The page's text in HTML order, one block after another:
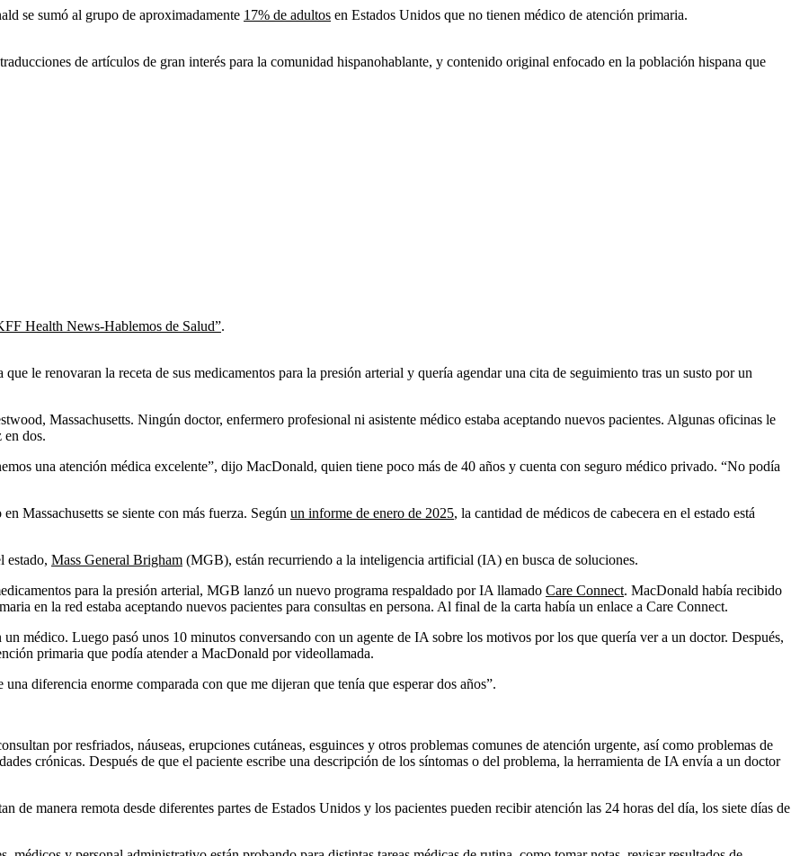
se sumó al grupo de aproximadamente 17% de adultos en Estados Unidos que no tienen médico de atención primaria.
de artículos de gran interés para la comunidad hispanohablante, y contenido original enfocado en la población hispana que
Health News-Hablemos de Salud”.
le renovaran la receta de sus medicamentos para la presión arterial y quería agendar una cita de seguimiento tras un susto por un
Massachusetts. Ningún doctor, enfermero profesional ni asistente médico estaba aceptando nuevos pacientes. Algunas oficinas le
en dos.
una atención médica excelente”, dijo MacDonald, quien tiene poco más de 40 años y cuenta con seguro médico privado. “No podía
en Massachusetts se siente con más fuerza. Según un informe de enero de 2025, la cantidad de médicos de cabecera en el estado está
estado, Mass General Brigham (MGB), están recurriendo a la inteligencia artificial (IA) en busca de soluciones.
para la presión arterial, MGB lanzó un nuevo programa respaldado por IA llamado Care Connect. MacDonald había recibido
en la red estaba aceptando nuevos pacientes para consultas en persona. Al final de la carta había un enlace a Care Connect.
médico. Luego pasó unos 10 minutos conversando con un agente de IA sobre los motivos por los que quería ver a un doctor. Después,
primaria que podía atender a MacDonald por videollamada.
diferencia enorme comparada con que me dijeran que tenía que esperar dos años”.
por resfriados, náuseas, erupciones cutáneas, esguinces y otros problemas comunes de atención urgente, así como problemas de
crónicas. Después de que el paciente escribe una descripción de los síntomas o del problema, la herramienta de IA envía a un doctor
de manera remota desde diferentes partes de Estados Unidos y los pacientes pueden recibir atención las 24 horas del día, los siete días de